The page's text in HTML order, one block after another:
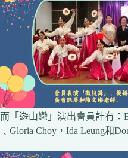
而「遊山戀」演出會員計有：
﹑Gloria Choy，Ida Leung和